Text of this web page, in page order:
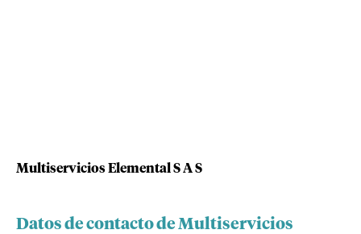
Multiservicios Elemental S A S
Datos de contacto de Multiservicios